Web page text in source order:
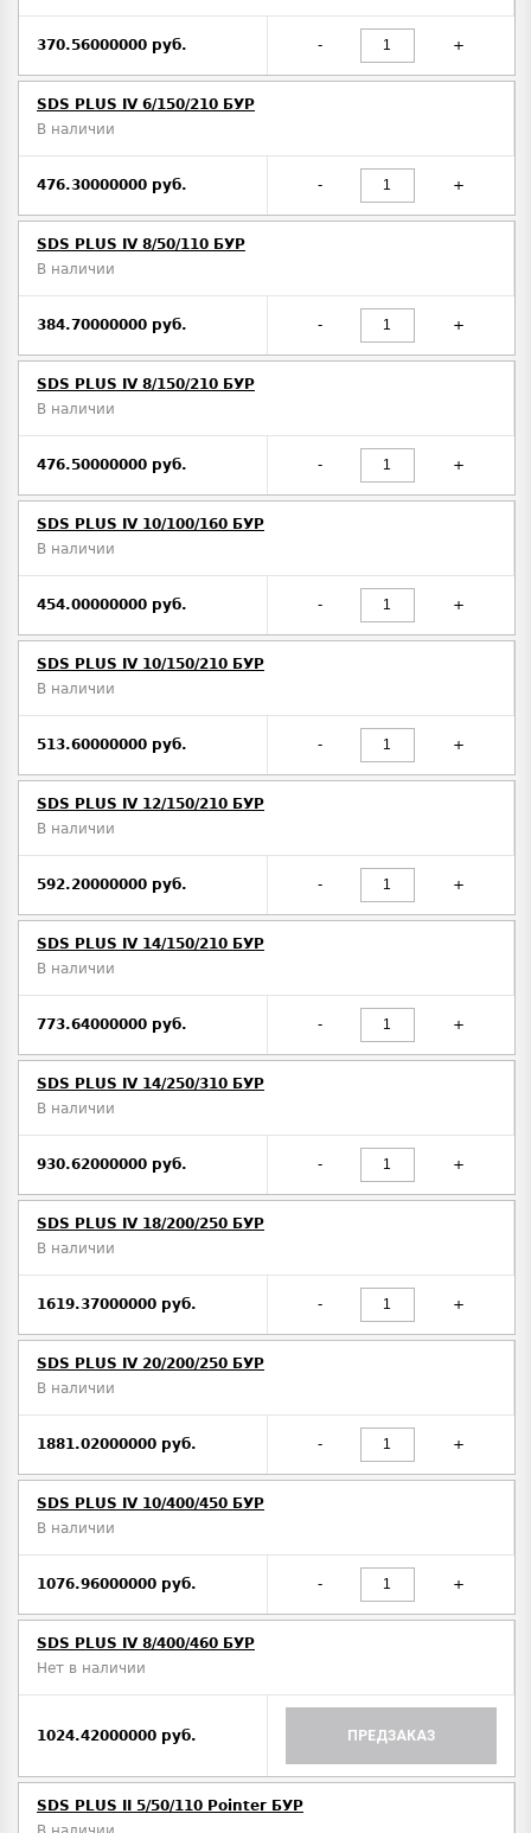
370.56000000 руб. - +
SDS PLUS IV 6/150/210 БУР
В наличии
476.30000000 руб. - +
SDS PLUS IV 8/50/110 БУР
В наличии
384.70000000 руб. - +
SDS PLUS IV 8/150/210 БУР
В наличии
476.50000000 руб. - +
SDS PLUS IV 10/100/160 БУР
В наличии
454.00000000 руб. - +
SDS PLUS IV 10/150/210 БУР
В наличии
513.60000000 руб. - +
SDS PLUS IV 12/150/210 БУР
В наличии
592.20000000 руб. - +
SDS PLUS IV 14/150/210 БУР
В наличии
773.64000000 руб. - +
SDS PLUS IV 14/250/310 БУР
В наличии
930.62000000 руб. - +
SDS PLUS IV 18/200/250 БУР
В наличии
1619.37000000 руб. - +
SDS PLUS IV 20/200/250 БУР
В наличии
1881.02000000 руб. - +
SDS PLUS IV 10/400/450 БУР
В наличии
1076.96000000 руб. - +
SDS PLUS IV 8/400/460 БУР
Нет в наличии
1024.42000000 руб. ПРЕДЗАКАЗ
SDS PLUS II 5/50/110 Pointer БУР